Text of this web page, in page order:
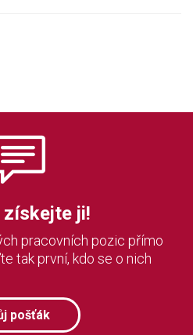
získejte ji!
pracovních pozic přímo
tak první, kdo se o nich
pošťák